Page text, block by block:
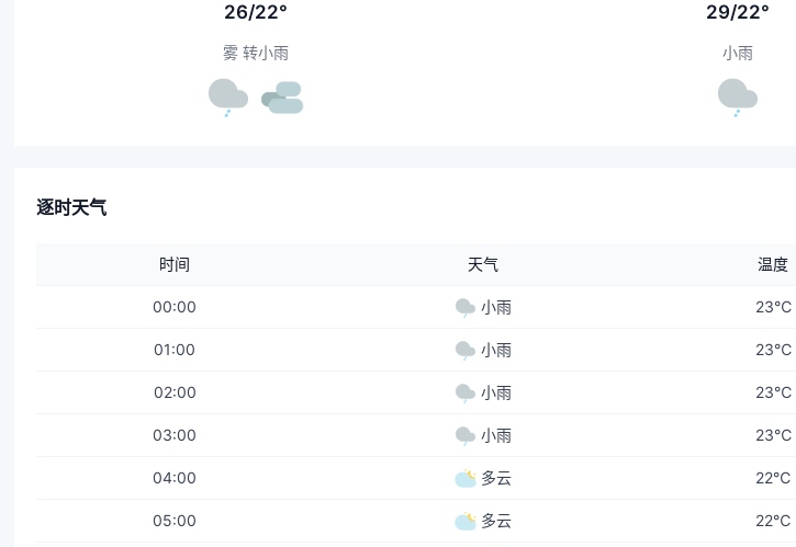
26/22°
雾 转小雨
29/22°
小雨
逐时天气
时间 天气 温度
00:00 小雨 23℃
01:00 小雨 23℃
02:00 小雨 23℃
03:00 小雨 23℃
04:00 多云 22℃
05:00 多云 22℃